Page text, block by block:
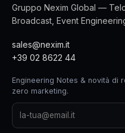
Gruppo Nexim Global —
Broadcast, Event
sales@nexim.it
+39 02 8622 44
Engineering Notes & novità di
zero marketing.